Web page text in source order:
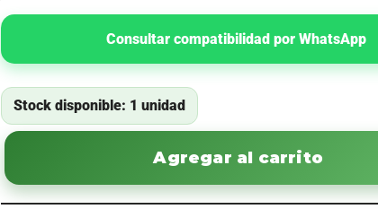
Consultar compatibilidad por WhatsApp
Stock disponible: 1 unidad
Agregar al carrito